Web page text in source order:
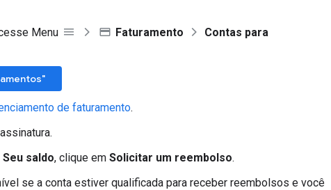
Menu Faturamento
Contas para
de faturamento.
Seu saldo, clique em Solicitar um reembolso.
se a conta estiver qualificada para receber reembolsos e você